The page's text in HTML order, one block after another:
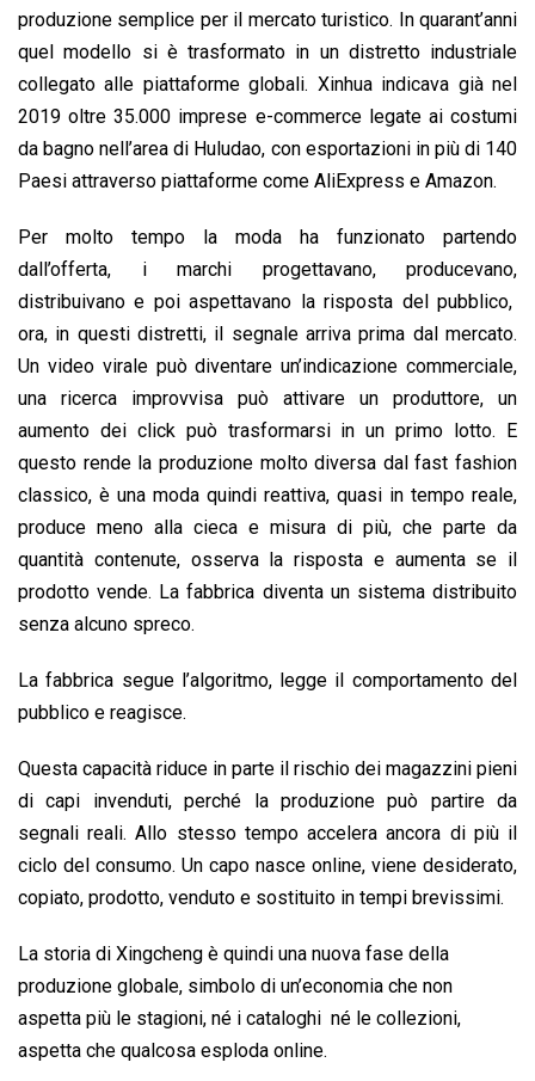
produzione semplice per il mercato turistico. In quarant’anni
quel modello si è trasformato in un distretto industriale
collegato alle piattaforme globali. Xinhua indicava già nel
2019 oltre 35.000 imprese e-commerce legate ai costumi
da bagno nell’area di Huludao, con esportazioni in più di 140
Paesi attraverso piattaforme come AliExpress e Amazon.
Per molto tempo la moda ha funzionato partendo
dall’offerta, i marchi progettavano, producevano,
distribuivano e poi aspettavano la risposta del pubblico,
ora, in questi distretti, il segnale arriva prima dal mercato.
Un video virale può diventare un’indicazione commerciale,
una ricerca improvvisa può attivare un produttore, un
aumento dei click può trasformarsi in un primo lotto. E
questo rende la produzione molto diversa dal fast fashion
classico, è una moda quindi reattiva, quasi in tempo reale,
produce meno alla cieca e misura di più, che parte da
quantità contenute, osserva la risposta e aumenta se il
prodotto vende. La fabbrica diventa un sistema distribuito
senza alcuno spreco.
La fabbrica segue l’algoritmo, legge il comportamento del
pubblico e reagisce.
Questa capacità riduce in parte il rischio dei magazzini pieni
di capi invenduti, perché la produzione può partire da
segnali reali. Allo stesso tempo accelera ancora di più il
ciclo del consumo. Un capo nasce online, viene desiderato,
copiato, prodotto, venduto e sostituito in tempi brevissimi.
La storia di Xingcheng è quindi una nuova fase della
produzione globale, simbolo di un’economia che non
aspetta più le stagioni, né i cataloghi né le collezioni,
aspetta che qualcosa esploda online.